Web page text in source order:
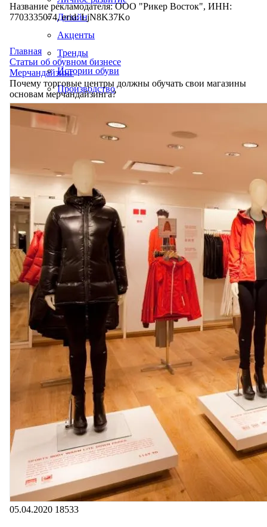
Дизайн
Акценты
Тренды
Истории обуви
Производство
Название рекламодателя: ООО "Рикер Восток", ИНН:
7703335074, erid: LjN8K37Ko
Главная
Статьи об обувном бизнесе
Мерчандайзинг
Почему торговые центры должны обучать свои магазины
основам мерчандайзинга?
05.04.2020 18533